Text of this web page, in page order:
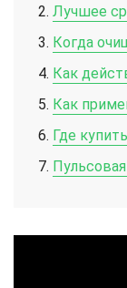
Лучшее
Когда
Как
Как
Где купить